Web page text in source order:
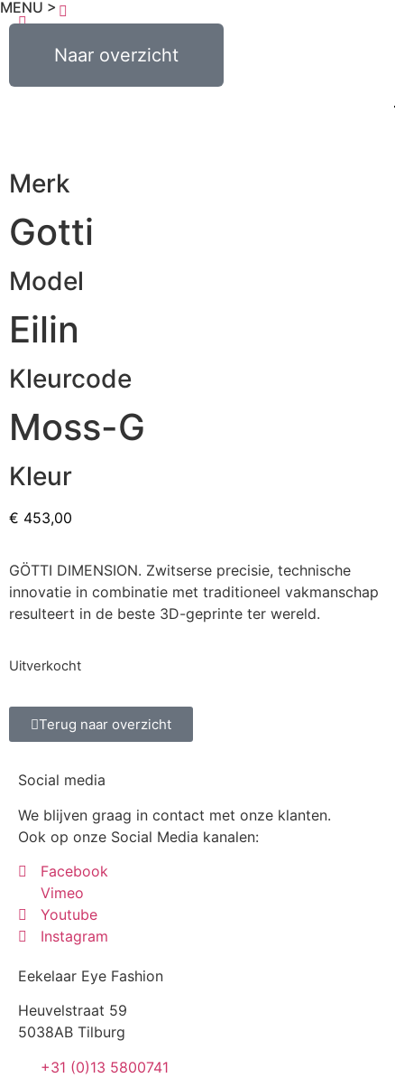
MENU >
Naar overzicht
0,00 0
Merk
Gotti
Model
Eilin
Kleurcode
Moss-G
Kleur
€ 453,00
GÖTTI DIMENSION. Zwitserse precisie, technische
innovatie in combinatie met traditioneel vakmanschap
resulteert in de beste 3D-geprinte ter wereld.
Uitverkocht
Terug naar overzicht
Social media
We blijven graag in contact met onze klanten.
Ook op onze Social Media kanalen:
Facebook
Vimeo
Youtube
Instagram
Eekelaar Eye Fashion
Heuvelstraat 59
5038AB Tilburg
+31 (0)13 5800741